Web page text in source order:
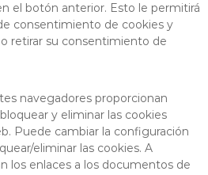
el botón anterior. Esto le permitirá
consentimiento de cookies y
retirar su consentimiento de
navegadores proporcionan
y eliminar las cookies
Puede cambiar la configuración
eliminar las cookies. A
los enlaces a los documentos de